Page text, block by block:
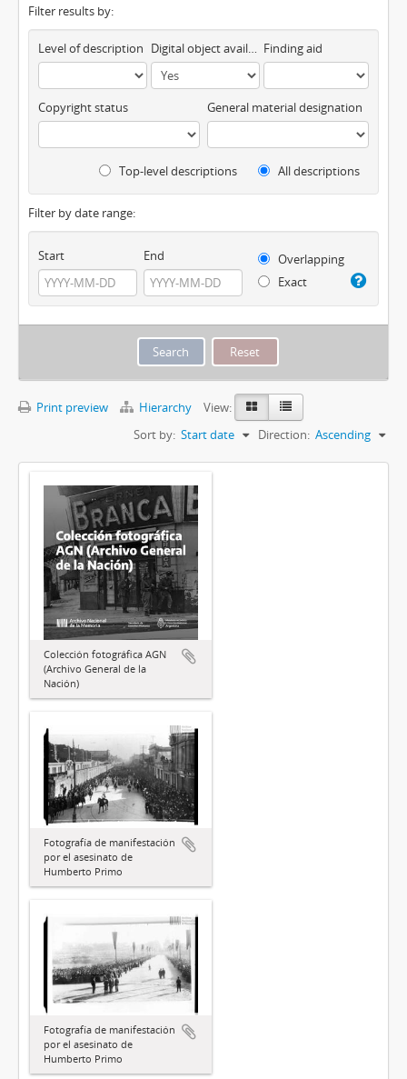
Filter results by:
Level of description Digital object available Finding aid
Copyright status General material designation
Top-level descriptions All descriptions
Filter by date range:
Start End
Overlapping
Exact
Print preview Hierarchy
View:
Sort by: Start date Direction: Ascending
Colección fotográfica AGN
(Archivo General de la
Nación)
Fotografía de manifestación
por el asesinato de
Humberto Primo
Fotografía de manifestación
por el asesinato de
Humberto Primo